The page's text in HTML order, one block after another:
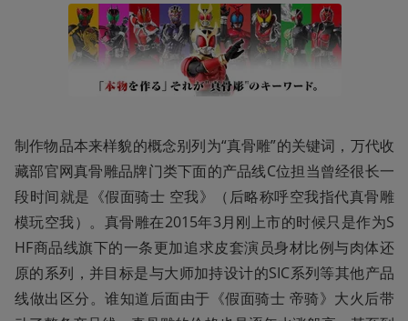
制作物品本来样貌的概念别列为“真骨雕”的关键词，万代收
藏部官网真骨雕品牌门类下面的产品线C位担当曾经很长一
段时间就是《假面骑士 空我》（后略称呼空我指代真骨雕
模玩空我）。真骨雕在2015年3月刚上市的时候只是作为S
HF商品线旗下的一条更加追求皮套演员身材比例与肉体还
原的系列，并目标是与大师加持设计的SIC系列等其他产品
线做出区分。谁知道后面由于《假面骑士 帝骑》大火后带